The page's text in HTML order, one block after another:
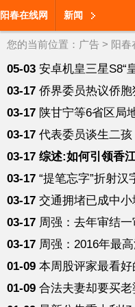
阳春在线网 新闻
您的当前位置： 广告 > 阳春
05-03 安卓机皇三星S8“
03-17 侨界委员热议侨胞
03-17 陕甘宁等6省区局
03-17 代表委员谈生二
03-17 综述:如何引领香
03-17 “提笔忘字”折射汉
03-17 交通拥堵已成中小
03-17 周强：去年审结一审
03-17 周强：2016年最高
01-09 本周股评家最看
01-09 合法夫妻却要买老婆